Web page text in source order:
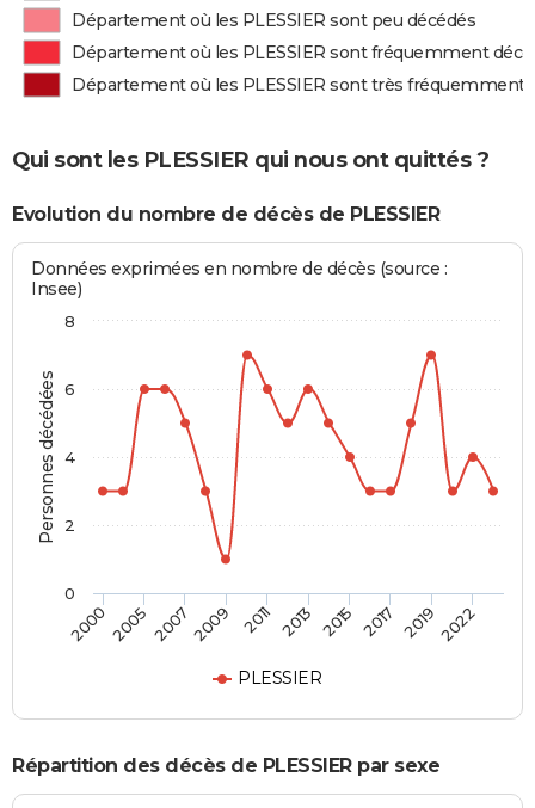
Département où les PLESSIER sont peu décédés
Département où les PLESSIER sont fréquemment
Département où les PLESSIER sont très fréquemment
Qui sont les PLESSIER qui nous ont quittés ?
Evolution du nombre de décès de PLESSIER
Personnes décédées
Données exprimées en nombre de décès (source :
Insee)
PLESSIER
2000200520072009 2011 2013 2015 2017 20192022
0
2
4
6
8
Répartition des décès de PLESSIER par sexe